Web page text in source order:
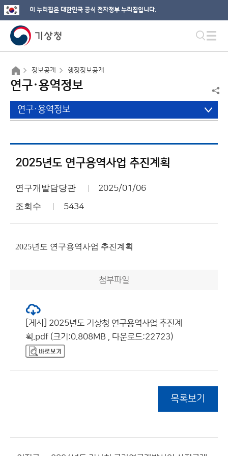
이 누리집은 대한민국 공식 전자정부 누리집입니다.
정보공개 행정정보공개
연구·용역정보
연구·용역정보
2025년도 연구용역사업 추진계획
연구개발담당관 2025/01/06
조회수 5434
2025년도 연구용역사업 추진계획
첨부파일
[게시] 2025년도 기상청 연구용역사업 추진계
획.pdf (크기:0.808MB , 다운로드:22723)
목록보기